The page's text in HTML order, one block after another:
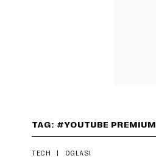
TAG: #YOUTUBE PREMIUM
TECH OGLASI